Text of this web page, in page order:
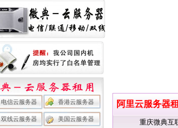
电信云服务器 香港云服务器
双线云服务器 美国云服务器
阿里云服务器
重庆微典互